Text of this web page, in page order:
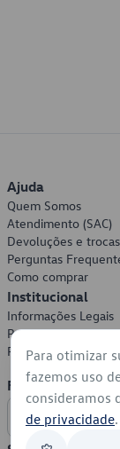
Ajuda
Quem Somos
Atendimento (SAC)
Devoluções e trocas
Perguntas
Como comprar
Institucional
Informações Legais
Política de
Política de Cookies
Formas de
Para otimizar
fazemos uso
consideramos
de privacidade.